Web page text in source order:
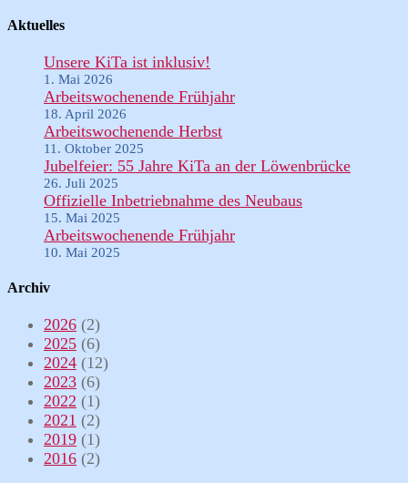
Aktuelles
Unsere KiTa ist inklusiv!
1. Mai 2026
Arbeitswochenende Frühjahr
18. April 2026
Arbeitswochenende Herbst
11. Oktober 2025
Jubelfeier: 55 Jahre KiTa an der Löwenbrücke
26. Juli 2025
Offizielle Inbetriebnahme des Neubaus
15. Mai 2025
Arbeitswochenende Frühjahr
10. Mai 2025
Archiv
2026 (2)
2025 (6)
2024 (12)
2023 (6)
2022 (1)
2021 (2)
2019 (1)
2016 (2)